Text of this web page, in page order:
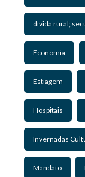
dívida rural;
Economia
Estiagem
Hospitais
Invernadas
Mandato